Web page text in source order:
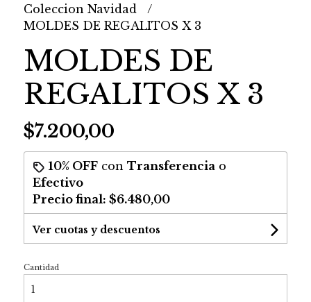
Coleccion Navidad
MOLDES DE REGALITOS X 3
MOLDES DE
REGALITOS X 3
$7.200,00
10% OFFcon Transferencia o
Efectivo
Precio final: $6.480,00
Ver cuotas y descuentos
Cantidad